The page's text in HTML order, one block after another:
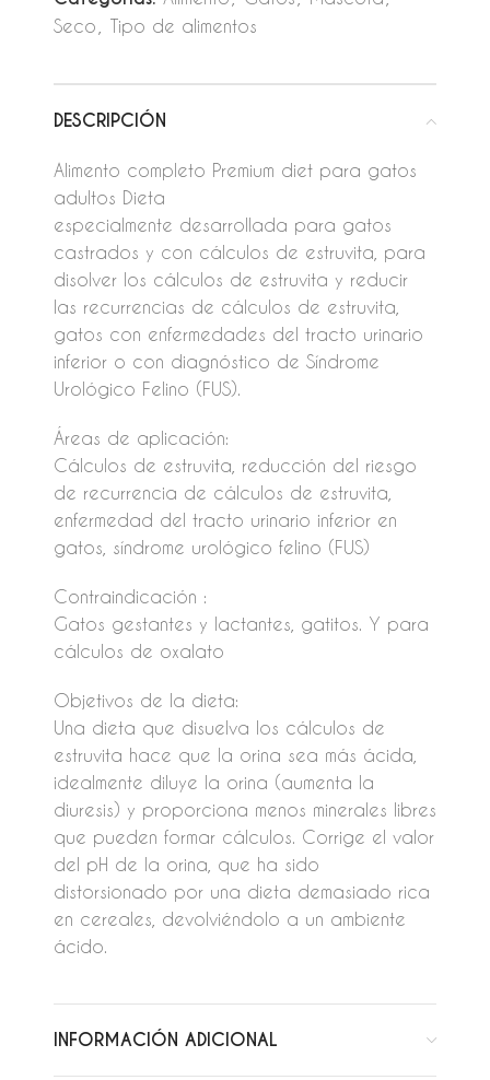
Seco
Tipo de alimentos
DESCRIPCIÓN
Alimento completo Premium diet para gatos
adultos Dieta
especialmente desarrollada para gatos
castrados y con cálculos de estruvita, para
disolver los cálculos de estruvita y reducir
las recurrencias de cálculos de estruvita,
gatos con enfermedades del tracto urinario
inferior o con diagnóstico de Síndrome
Urológico Felino (FUS).
Áreas de aplicación:
Cálculos de estruvita, reducción del riesgo
de recurrencia de cálculos de estruvita,
enfermedad del tracto urinario inferior en
gatos, síndrome urológico felino (FUS)
Contraindicación :
Gatos gestantes y lactantes, gatitos. Y para
cálculos de oxalato
Objetivos de la dieta:
Una dieta que disuelva los cálculos de
estruvita hace que la orina sea más ácida,
idealmente diluye la orina (aumenta la
diuresis) y proporciona menos minerales libres
que pueden formar cálculos. Corrige el valor
del pH de la orina, que ha sido
distorsionado por una dieta demasiado rica
en cereales, devolviéndolo a un ambiente
ácido.
INFORMACIÓN ADICIONAL